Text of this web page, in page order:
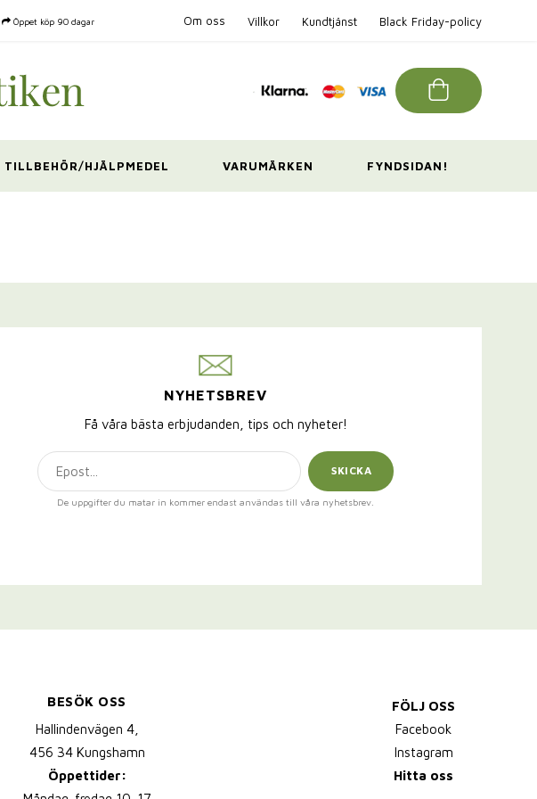
Öppet köp 90 dagar Om oss Villkor Kundtjänst Black Friday-policy
TILLBEHÖR/HJÄLPMEDEL VARUMÄRKEN FYNDSIDAN!
NYHETSBREV
Få våra bästa erbjudanden, tips och nyheter!
SKICKA
De uppgifter du matar in kommer endast användas till våra nyhetsbrev.
BESÖK OSS
Hallindenvägen 4,
456 34 Kungshamn
Öppettider:
FÖLJ OSS
Facebook
Instagram
Hitta oss